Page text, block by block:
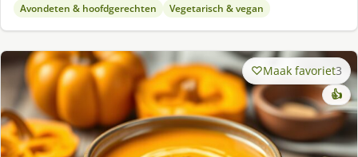
Avondeten & hoofdgerechten Vegetarisch & vegan
Maak favoriet3
👍